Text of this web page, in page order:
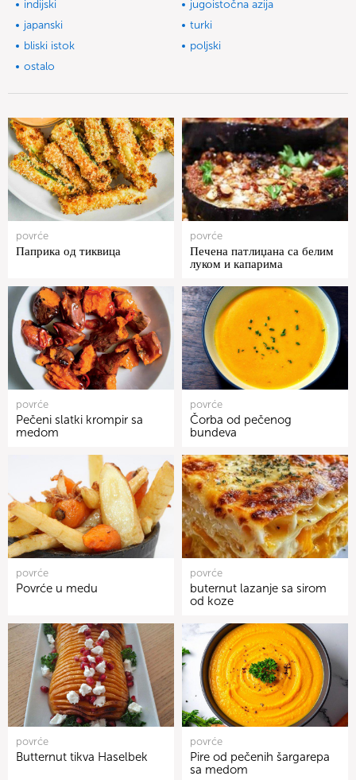
indijski
jugoistočna azija
japanski
turki
bliski istok
poljski
ostalo
povrće
Паприка од тиквица
povrće
Печена патлиџана са белим
луком и капарима
povrće
Pečeni slatki krompir sa
medom
povrće
Čorba od pečenog
bundeva
povrće
Povrće u medu
povrće
buternut lazanje sa sirom
od koze
povrće
Butternut tikva Haselbek
povrće
Pire od pečenih šargarepa
sa medom